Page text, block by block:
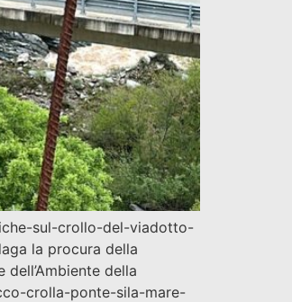
sul-crollo-del-viadotto-
la procura della
della
crolla-ponte-sila-mare-